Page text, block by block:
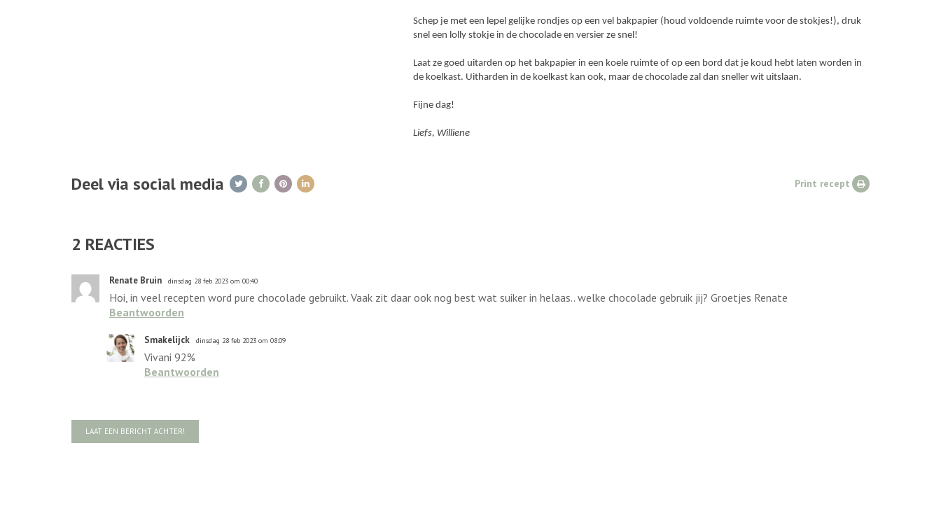
Schep je met een lepel gelijke rondjes op een vel bakpapier (houd voldoende ruimte voor de stokjes!), druk
snel een lolly stokje in de chocolade en versier ze snel!
Laat ze goed uitarden op het bakpapier in een koele ruimte of op een bord dat je koud hebt laten worden in
de koelkast. Uitharden in de koelkast kan ook, maar de chocolade zal dan sneller wit uitslaan.
Fijne dag!
Liefs, Williene
Deel via social media Print recept
2 REACTIES
Renate Bruin dinsdag 28 feb 2023 om 00:40
Hoi, in veel recepten word pure chocolade gebruikt. Vaak zit daar ook nog best wat suiker in helaas.. welke chocolade gebruik jij? Groetjes Renate
Beantwoorden
Smakelijck dinsdag 28 feb 2023 om 08:09
Vivani 92%
Beantwoorden
LAAT EEN BERICHT ACHTER!